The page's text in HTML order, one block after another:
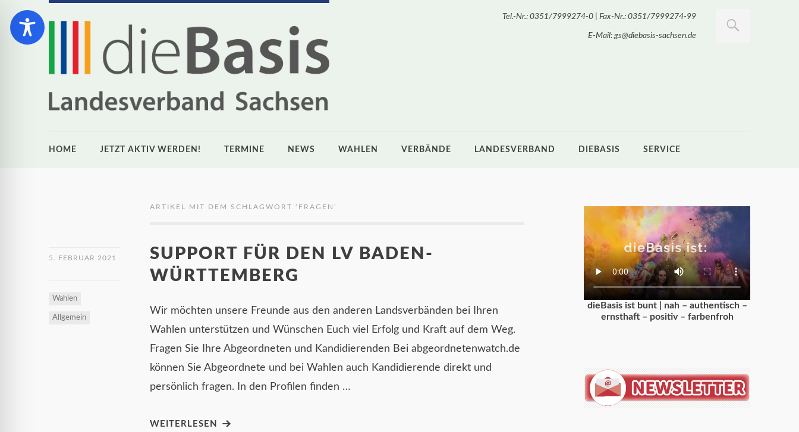
Tel.-Nr.: 0351/7999274-0 | Fax-Nr.: 0351/7999274-99
E-Mail: gs@diebasis-sachsen.de
HOME JETZT AKTIV WERDEN! TERMINE NEWS WAHLEN VERBÄNDE LANDESVERBAND DIEBASIS SERVICE
ARTIKEL MIT DEM SCHLAGWORT ‘ FRAGEN ’
5. FEBRUAR 2021
Wahlen
Allgemein
SUPPORT FÜR DEN LV BADEN-
WÜRTTEMBERG
Wir möchten unsere Freunde aus den anderen Landsverbänden bei Ihren
Wahlen unterstützen und Wünschen Euch viel Erfolg und Kraft auf dem Weg.
Fragen Sie Ihre Abgeordneten und Kandidierenden Bei abgeordnetenwatch.de
können Sie Abgeordnete und bei Wahlen auch Kandidierende direkt und
persönlich fragen. In den Profilen finden …
WEITERLESEN
dieBasis ist bunt | nah – authentisch –
ernsthaft – positiv – farbenfroh